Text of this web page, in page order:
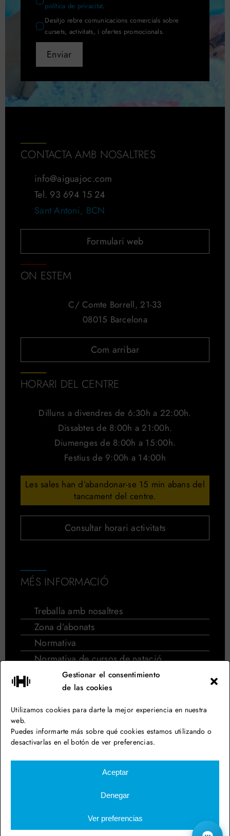
Gestionar el consentimiento
de las cookies
Utilizamos cookies para darte la mejor experiencia en nuestra
web.
Puedes informarte más sobre qué cookies estamos utilizando o
desactivarlas en el botón de ver preferencias.
Aceptar
Denegar
Ver preferencias
política de privacitat.
Desitjo rebre comunicacions comercials sobre
cursets, activitats, i ofertes promocionals.
Enviar
CONTACTA AMB NOSALTRES
info@aiguajoc.com
Tel. 93 694 15 24
Sant Antoni, BCN
Formulari web
ON ESTEM
C/ Comte Borrell, 21-33
08015 Barcelona
Com arribar
HORARI DEL CENTRE
Dilluns a divendres de 6:30h a 22:00h.
Dissabtes de 8:00h a 21:00h.
Diumenges de 8:00h a 15:00h.
Festius de 9:00h a 14:00h
Les sales han d’abandonar-se 15 min abans del
tancament del centre.
Consultar horari activitats
MÉS INFORMACIÓ
Treballa amb nosaltres
Zona d’abonats
Normativa
Normativa de cursos de natació
Aiguajoc Eurofitness – Gimnàs a Barcelona
Política de venda online